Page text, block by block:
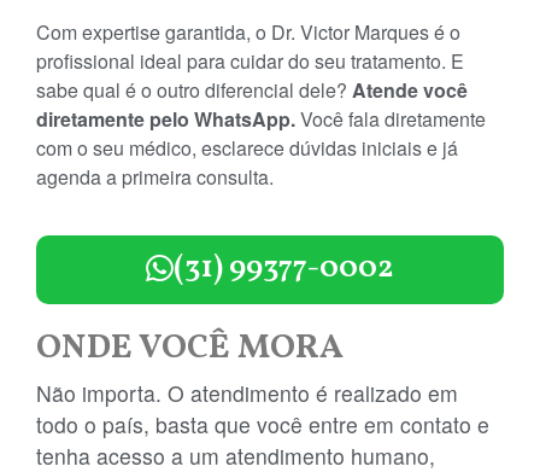
Com expertise garantida, o Dr. Victor Marques é o
profissional ideal para cuidar do seu tratamento. E
sabe qual é o outro diferencial dele? Atende você
diretamente pelo WhatsApp.Você fala diretamente
com o seu médico, esclarece dúvidas iniciais e já
agenda a primeira consulta.
(31) 99377-0002
ONDE VOCÊ MORA
Não importa. O atendimento é realizado em
todo o país, basta que você entre em contato e
tenha acesso a um atendimento humano,